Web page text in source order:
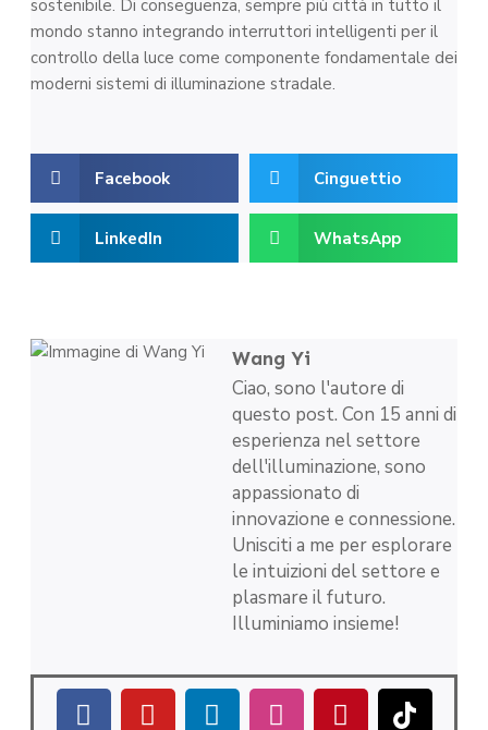
sostenibile. Di conseguenza, sempre più città in tutto il
mondo stanno integrando interruttori intelligenti per il
controllo della luce come componente fondamentale dei
moderni sistemi di illuminazione stradale.
Facebook Cinguettio
LinkedIn WhatsApp
Wang Yi
Ciao, sono l'autore di
questo post. Con 15 anni di
esperienza nel settore
dell'illuminazione, sono
appassionato di
innovazione e connessione.
Unisciti a me per esplorare
le intuizioni del settore e
plasmare il futuro.
Illuminiamo insieme!